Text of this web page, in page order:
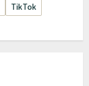
TikTok